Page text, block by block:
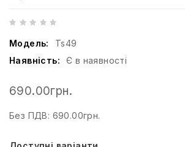
Модель:
Ts49
Наявність:
Є в наявності
690.00грн.
Без ПДВ: 690.00грн.